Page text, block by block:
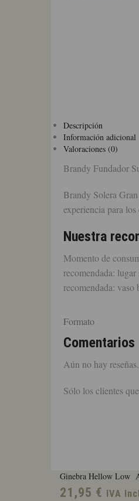
Descripción
Información adicional
Valoraciones (0)
Brandy Fundador
Brandy Solera
experiencia para
Nuestra
Momento de
recomendada:
recomendada: vaso
Formato
Comentarios
Aún no hay reseñas.
Sólo los clientes
Ginebra Hellow Low
21,95 € IVA